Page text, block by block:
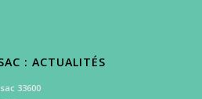
: ACTUALITÉS
33600